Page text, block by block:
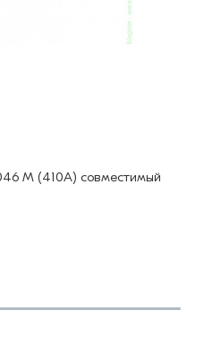
M (410A) совместимый